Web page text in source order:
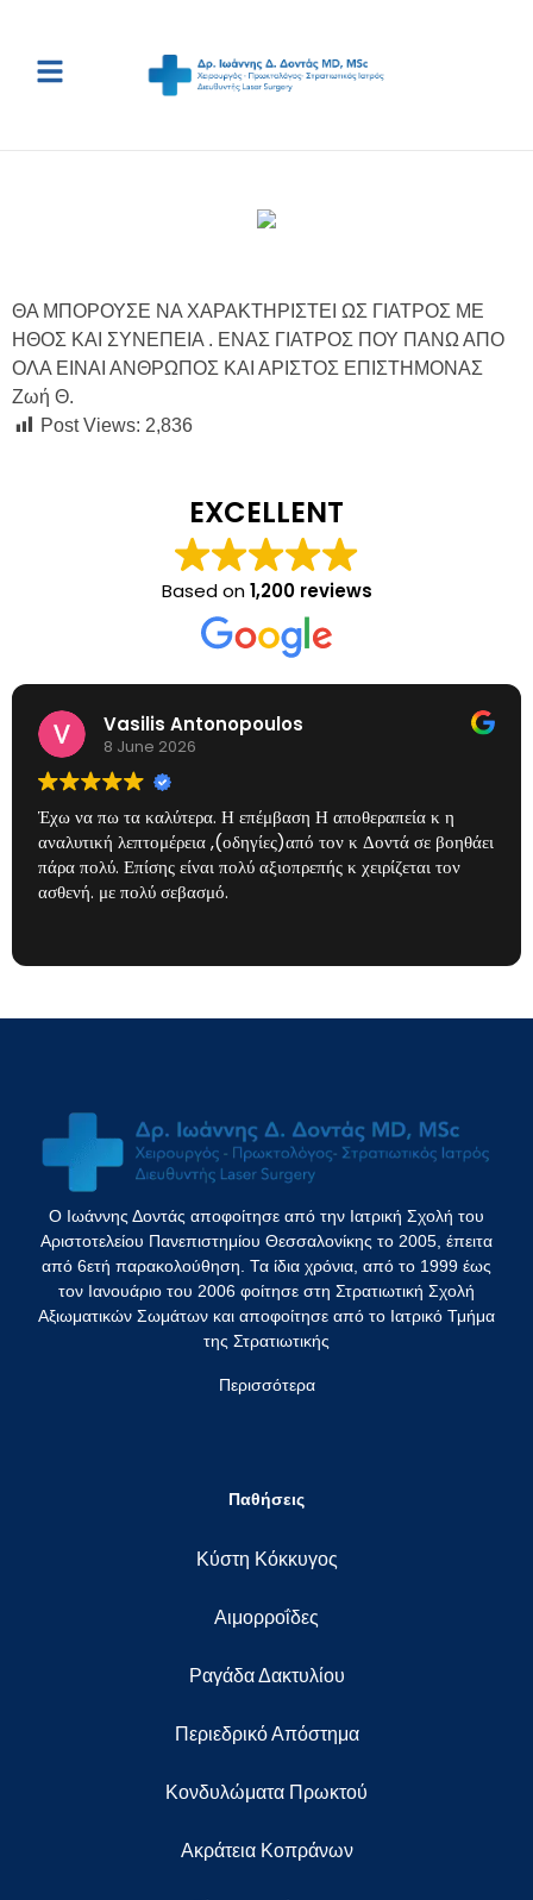
ΘΑ ΜΠΟΡΟΥΣΕ ΝΑ ΧΑΡΑΚΤΗΡΙΣΤΕΙ ΩΣ ΓΙΑΤΡΟΣ ΜΕ
ΗΘΟΣ ΚΑΙ ΣΥΝΕΠΕΙΑ . ΕΝΑΣ ΓΙΑΤΡΟΣ ΠΟΥ ΠΑΝΩ ΑΠΟ
ΟΛΑ ΕΙΝΑΙ ΑΝΘΡΩΠΟΣ ΚΑΙ ΑΡΙΣΤΟΣ ΕΠΙΣΤΗΜΟΝΑΣ
Ζωή Θ.
Post Views: 2,836
EXCELLENT
Based on1,200 reviews
Vasilis Antonopoulos
8 June 2026
Έχω να πω τα καλύτερα. Η επέμβαση Η αποθεραπεία κ η
αναλυτική λεπτομέρεια ,(οδηγίες)από τον κ Δοντά σε βοηθάει
πάρα πολύ. Επίσης είναι πολύ αξιοπρεπής κ χειρίζεται τον
ασθενή. με πολύ σεβασμό.
Ο Ιωάννης Δοντάς αποφοίτησε από την Ιατρική Σχολή του
Αριστοτελείου Πανεπιστημίου Θεσσαλονίκης το 2005, έπειτα
από 6ετή παρακολούθηση. Τα ίδια χρόνια, από το 1999 έως
τον Ιανουάριο του 2006 φοίτησε στη Στρατιωτική Σχολή
Αξιωματικών Σωμάτων και αποφοίτησε από το Ιατρικό Τμήμα
της Στρατιωτικής
Περισσότερα
Παθήσεις
Κύστη Κόκκυγος
Αιμορροΐδες
Ραγάδα Δακτυλίου
Περιεδρικό Απόστημα
Κονδυλώματα Πρωκτού
Ακράτεια Κοπράνων